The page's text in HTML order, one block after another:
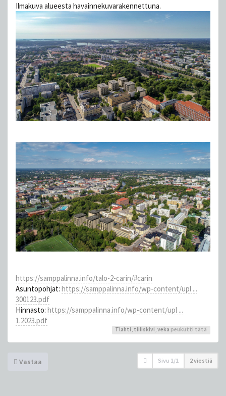
Ilmakuva alueesta havainnekuvarakennettuna.
https://samppalinna.info/talo-2-carin/#carin
Asuntopohjat: https://samppalinna.info/wp-content/upl ...
300123.pdf
Hinnasto: https://samppalinna.info/wp-content/upl ...
1.2023.pdf
Tlahti, tiiliskivi,veka peukutti tätä
Vastaa Sivu 1 /1 2 viestiä